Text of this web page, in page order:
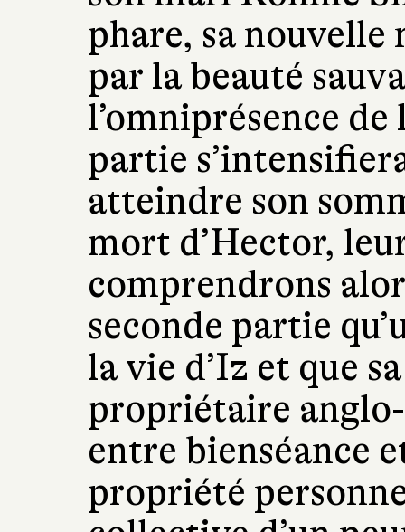
phare, sa nouvelle
par la beauté
l’omniprésence
partie
atteindre son
mort d’Hector,
comprendrons
seconde partie
la vie d’Iz et que
propriétaire
entre bienséance
propriété